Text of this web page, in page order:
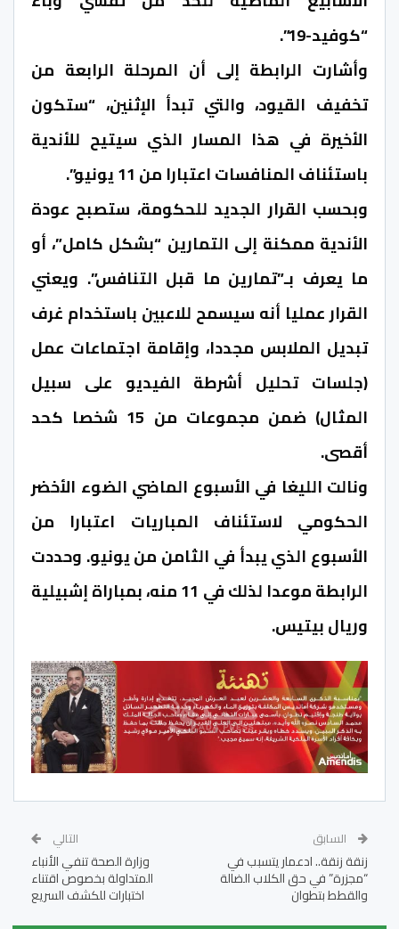
“كوفيد-19”.
وأشارت الرابطة إلى أن المرحلة الرابعة من
تخفيف القيود، والتي تبدأ الإثنين، “ستكون
الأخيرة في هذا المسار الذي سيتيح للأندية
باستئناف المنافسات اعتبارا من 11 يونيو”.
وبحسب القرار الجديد للحكومة، ستصبح عودة
الأندية ممكنة إلى التمارين “بشكل كامل”، أو
ما يعرف بـ”تمارين ما قبل التنافس”. ويعني
القرار عمليا أنه سيسمح للاعبين باستخدام غرف
تبديل الملابس مجددا، وإقامة اجتماعات عمل
(جلسات تحليل أشرطة الفيديو على سبيل
المثال) ضمن مجموعات من 15 شخصا كحد
أقصى.
ونالت الليغا في الأسبوع الماضي الضوء الأخضر
الحكومي لاستئناف المباريات اعتبارا من
الأسبوع الذي يبدأ في الثامن من يونيو. وحددت
الرابطة موعدا لذلك في 11 منه، بمباراة إشبيلية
وريال بيتيس.
السابق
زنقة زنقة.. ادعمار يتسبب في
“مجزرة” في حق الكلاب الضالة
والقطط بتطوان
التالي
وزارة الصحة تنفي الأنباء
المتداولة بخصوص اقتناء
اختبارات للكشف السريع